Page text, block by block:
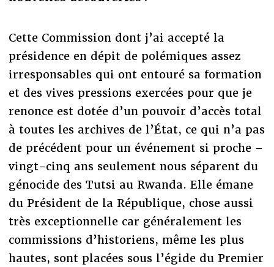
Cette Commission dont j’ai accepté la
présidence en dépit de polémiques assez
irresponsables qui ont entouré sa formation
et des vives pressions exercées pour que je
renonce est dotée d’un pouvoir d’accès total
à toutes les archives de l’État, ce qui n’a pas
de précédent pour un événement si proche –
vingt-cinq ans seulement nous séparent du
génocide des Tutsi au Rwanda. Elle émane
du Président de la République, chose aussi
très exceptionnelle car généralement les
commissions d’historiens, même les plus
hautes, sont placées sous l’égide du Premier